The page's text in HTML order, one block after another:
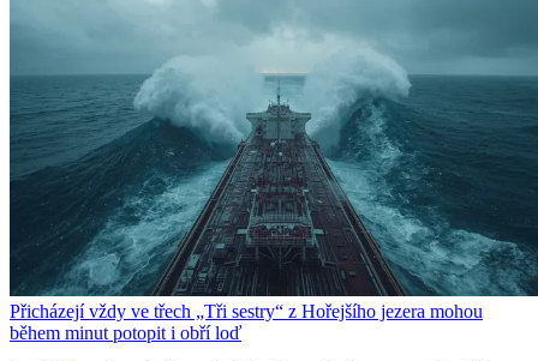
Přicházejí vždy ve třech „Tři sestry“ z Hořejšího jezera mohou
během minut potopit i obří loď